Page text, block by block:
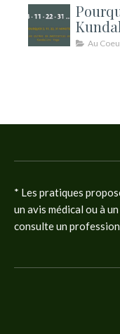
Au
* Les pratiques
un avis médical ou à
consulte un